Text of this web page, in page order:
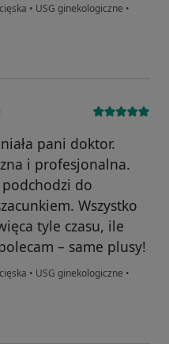
• USG ginekologiczne •
pani doktor.
i profesjonalna.
do
Wszystko
tyle czasu, ile
– same plusy!
• USG ginekologiczne •